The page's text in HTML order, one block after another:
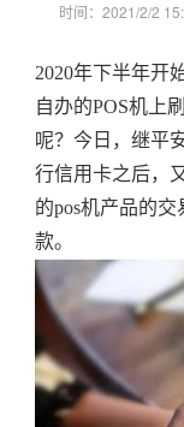
时间：2021/2/2
2020年下半年开
自办的POS机上
呢？今日，继平
行信用卡之后，
的pos机产品的
款。